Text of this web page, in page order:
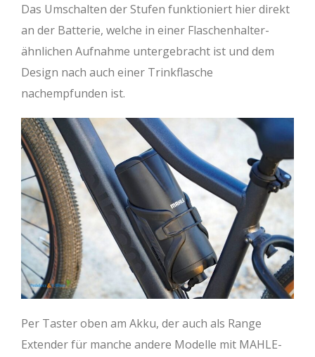
Das Umschalten der Stufen funktioniert hier direkt
an der Batterie, welche in einer Flaschenhalter-
ähnlichen Aufnahme untergebracht ist und dem
Design nach auch einer Trinkflasche
nachempfunden ist.
Per Taster oben am Akku, der auch als Range
Extender für manche andere Modelle mit MAHLE-